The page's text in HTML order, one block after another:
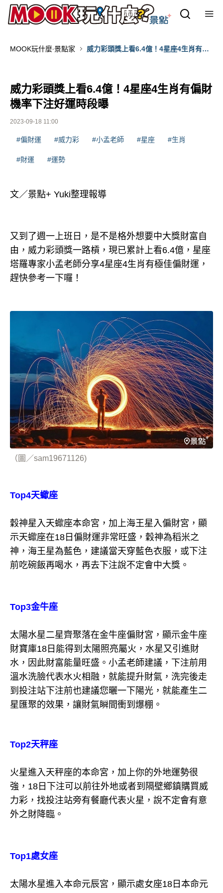
MOOK玩什麼‧景點家
威力彩頭獎上看6.4億！4星座4生肖有偏
威力彩頭獎上看6.4億！4星座4生肖有偏財
機率下注好運時段曝
2023-09-18 11:00
#偏財運 #威力彩 #小孟老師 #星座 #生肖
#財運 #運勢
文／景點+ Yuki整理報導
又到了週一上班日，是不是格外想要中大獎財富自
由，威力彩頭獎一路槓，現已累計上看6.4億，星座
塔羅專家小孟老師分享4星座4生肖有極佳偏財運，
趕快參考一下囉！
（圖／sam19671126)
Top4天蠍座
穀神星入天蠍座本命宮，加上海王星入偏財宮，顯
示天蠍座在18日偏財運非常旺盛，穀神為稻米之
神，海王星為藍色，建議當天穿藍色衣服，或下注
前吃碗飯再喝水，再去下注說不定會中大獎。
Top3金牛座
太陽水星二星齊聚落在金牛座偏財宮，顯示金牛座
財寶庫18日能得到太陽照亮屬火，水星又引進財
水，因此財富能量旺盛。小孟老師建議，下注前用
溫水洗臉代表水火相融，就能提升財氣，洗完後走
到投注站下注前也建議您曬一下陽光，就能產生二
星匯聚的效果，讓財氣瞬間衝到爆棚。
Top2天秤座
火星進入天秤座的本命宮，加上你的外地運勢很
強，18日下注可以前往外地或者到隔壁鄉鎮購買威
力彩，找投注站旁有餐廳代表火星，說不定會有意
外之財降臨。
Top1處女座
太陽水星進入本命元辰宮，顯示處女座18日本命元